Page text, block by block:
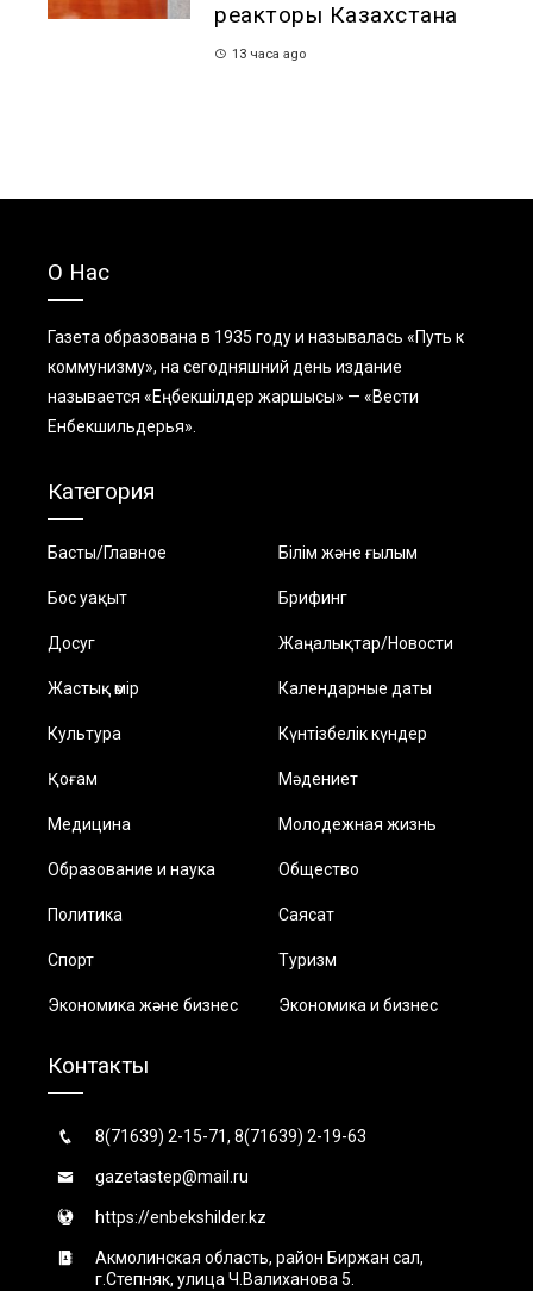
реакторы Казахстана
13 часа ago
О Нас
Газета образована в 1935 году и называлась «Путь к
коммунизму», на сегодняшний день издание
называется «Еңбекшiлдер жаршысы» — «Вести
Енбекшильдерья».
Категория
Басты/Главное Білім және ғылым
Бос уақыт Брифинг
Досуг Жаңалықтар/Новости
Жастық өмір Календарные даты
Культура Күнтізбелік күндер
Қоғам Мәдениет
Медицина Молодежная жизнь
Образование и наука Общество
Политика Саясат
Спорт Туризм
Экономика және бизнес Экономика и бизнес
Контакты
8(71639) 2-15-71, 8(71639) 2-19-63
gazetastep@mail.ru
https://enbekshilder.kz
Акмолинская область, район Биржан сал,
г.Степняк, улица Ч.Валиханова 5.